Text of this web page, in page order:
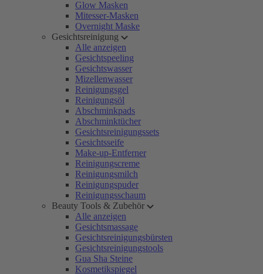
Glow Masken
Mitesser-Masken
Overnight Maske
Gesichtsreinigung
Alle anzeigen
Gesichtspeeling
Gesichtswasser
Mizellenwasser
Reinigungsgel
Reinigungsöl
Abschminkpads
Abschminktücher
Gesichtsreinigungssets
Gesichtsseife
Make-up-Entferner
Reinigungscreme
Reinigungsmilch
Reinigungspuder
Reinigungsschaum
Beauty Tools & Zubehör
Alle anzeigen
Gesichtsmassage
Gesichtsreinigungsbürsten
Gesichtsreinigungstools
Gua Sha Steine
Kosmetikspiegel